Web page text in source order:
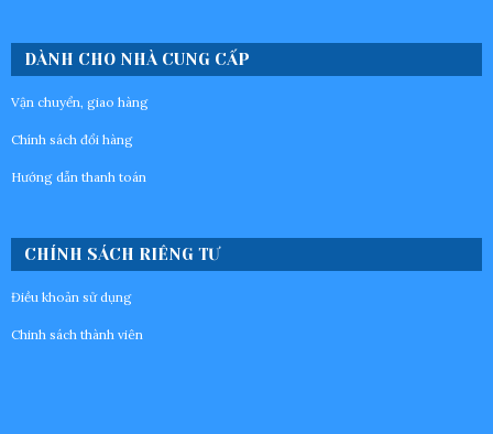
DÀNH CHO NHÀ CUNG CẤP
Vận chuyển, giao hàng
Chính sách đổi hàng
Hướng dẫn thanh toán
CHÍNH SÁCH RIÊNG TƯ
Điều khoản sử dụng
Chinh sách thành viên